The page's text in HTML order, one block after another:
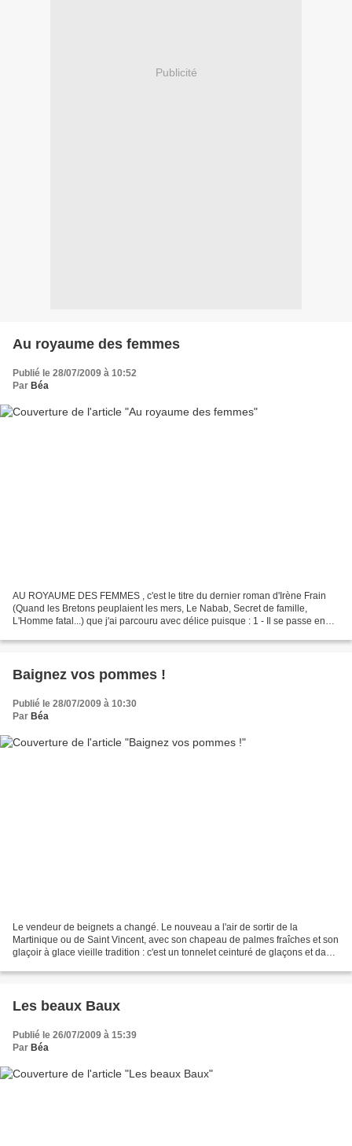
Publicité
Au royaume des femmes
Publié le 28/07/2009 à 10:52
Par Béa
AU ROYAUME DES FEMMES , c'est le titre du dernier roman d'Irène Frain
(Quand les Bretons peuplaient les mers, Le Nabab, Secret de famille,
L'Homme fatal...) que j'ai parcouru avec délice puisque : 1 - Il se passe en
Baignez vos pommes !
Publié le 28/07/2009 à 10:30
Par Béa
Le vendeur de beignets a changé. Le nouveau a l'air de sortir de la
Martinique ou de Saint Vincent, avec son chapeau de palmes fraîches et son
glaçoir à glace vieille tradition : c'est un tonnelet ceinturé de glaçons et dans
Les beaux Baux
Publié le 26/07/2009 à 15:39
Par Béa